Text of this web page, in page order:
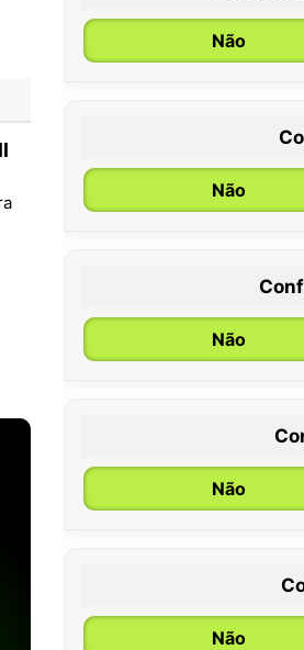
Não
Não
Não
Não
Não